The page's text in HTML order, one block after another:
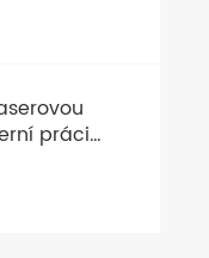
práci